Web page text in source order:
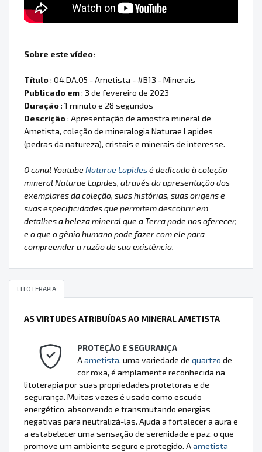
Sobre este vídeo:
Título: 04.DA.05 - Ametista - #B13 - Minerais
Publicado em: 3 de fevereiro de 2023
Duração: 1 minuto e 28 segundos
Descrição: Apresentação de amostra mineral de
Ametista, coleção de mineralogia Naturae Lapides
(pedras da natureza), cristais e minerais de interesse.
O canal Youtube Naturae Lapidesé dedicado à coleção
mineral Naturae Lapides, através da apresentação dos
exemplares da coleção, suas histórias, suas origens e
suas especificidades que permitem descobrir em
detalhes a beleza mineral que a Terra pode nos oferecer,
e o que o gênio humano pode fazer com ele para
compreender a razão de sua existência.
LITOTERAPIA
AS VIRTUDES ATRIBUÍDAS AO MINERAL AMETISTA
PROTEÇÃO E SEGURANÇA
Aametista, uma variedade de quartzo de
cor roxa, é amplamente reconhecida na
litoterapia por suas propriedades protetoras e de
segurança. Muitas vezes é usado como escudo
energético, absorvendo e transmutando energias
negativas para neutralizá-las. Ajuda a fortalecer a aura e
a estabelecer uma sensação de serenidade e paz, o que
promove um ambiente seguro e protegido. Aametista